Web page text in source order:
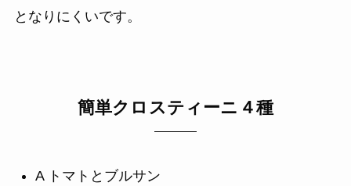
となりにくいです。
簡単クロスティーニ４種
A トマトとブルサン